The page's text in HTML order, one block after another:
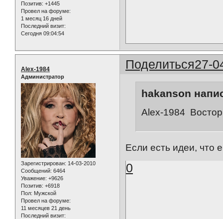
Позитив: +1445
Провел на форуме:
1 месяц 16 дней
Последний визит:
Сегодня 09:04:54
Поделиться27-
Alex-1984
Администратор
Зарегистрирован: 14-03-2010
Сообщений: 6464
Уважение: +9626
Позитив: +6918
Пол: Мужской
Провел на форуме:
11 месяцев 21 день
Последний визит:
hakanson
Alex-1984
Если есть идеи, что
0